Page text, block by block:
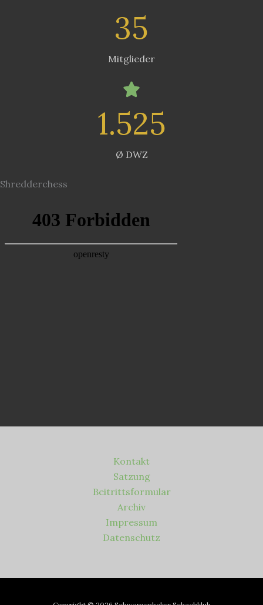
35
Mitglieder
1.525
Ø DWZ
Shredderchess
Kontakt
Satzung
Beitrittsformular
Archiv
Impressum
Datenschutz